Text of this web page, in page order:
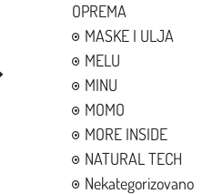
OPREMA
MASKE I ULJA
MELU
MINU
MOMO
MORE INSIDE
NATURAL TECH
Nekategorizovano